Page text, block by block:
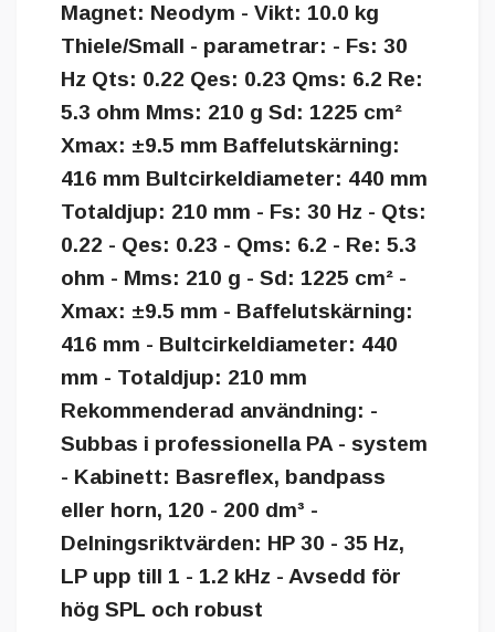
Magnet: Neodym - Vikt: 10.0 kg
Thiele/Small - parametrar: - Fs: 30
Hz Qts: 0.22 Qes: 0.23 Qms: 6.2 Re:
5.3 ohm Mms: 210 g Sd: 1225 cm²
Xmax: ±9.5 mm Baffelutskärning:
416 mm Bultcirkeldiameter: 440 mm
Totaldjup: 210 mm - Fs: 30 Hz - Qts:
0.22 - Qes: 0.23 - Qms: 6.2 - Re: 5.3
ohm - Mms: 210 g - Sd: 1225 cm² -
Xmax: ±9.5 mm - Baffelutskärning:
416 mm - Bultcirkeldiameter: 440
mm - Totaldjup: 210 mm
Rekommenderad användning: -
Subbas i professionella PA - system
- Kabinett: Basreflex, bandpass
eller horn, 120 - 200 dm³ -
Delningsriktvärden: HP 30 - 35 Hz,
LP upp till 1 - 1.2 kHz - Avsedd för
hög SPL och robust